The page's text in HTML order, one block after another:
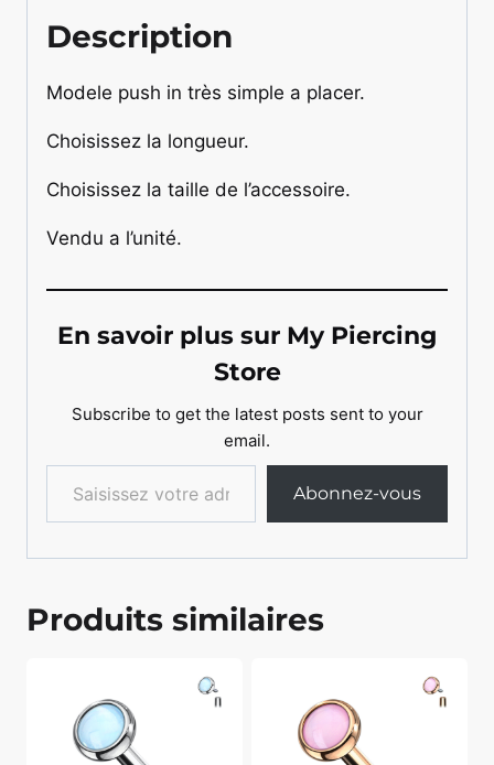
Description
Modele push in très simple a placer.
Choisissez la longueur.
Choisissez la taille de l’accessoire.
Vendu a l’unité.
En savoir plus sur My Piercing
Store
Subscribe to get the latest posts sent to your
email.
Saisissez votre adresse e-mail…
Abonnez-vous
Produits similaires